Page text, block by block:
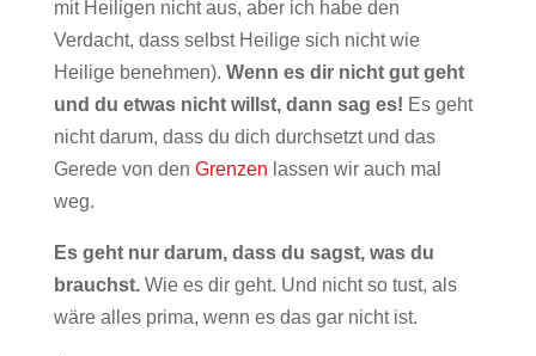
mit Heiligen nicht aus, aber ich habe den
Verdacht, dass selbst Heilige sich nicht wie
Heilige benehmen). Wenn es dir nicht gut geht
und du etwas nicht willst, dann sag es! Es geht
nicht darum, dass du dich durchsetzt und das
Gerede von den Grenzen lassen wir auch mal
weg.
Es geht nur darum, dass du sagst, was du
brauchst.Wie es dir geht. Und nicht so tust, als
wäre alles prima, wenn es das gar nicht ist.